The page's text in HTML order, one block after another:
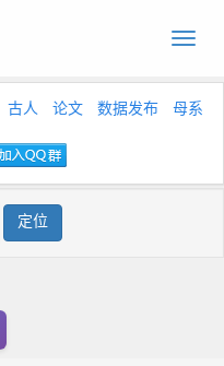
Toggle
古人 论文 数据发布
母系